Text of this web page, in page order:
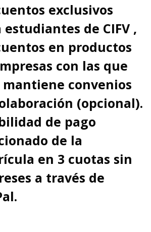
exclusivos
estudiantes de CIFV ,
en productos
con las que
mantiene convenios
(opcional).
de pago
de la
en 3 cuotas sin
a través de